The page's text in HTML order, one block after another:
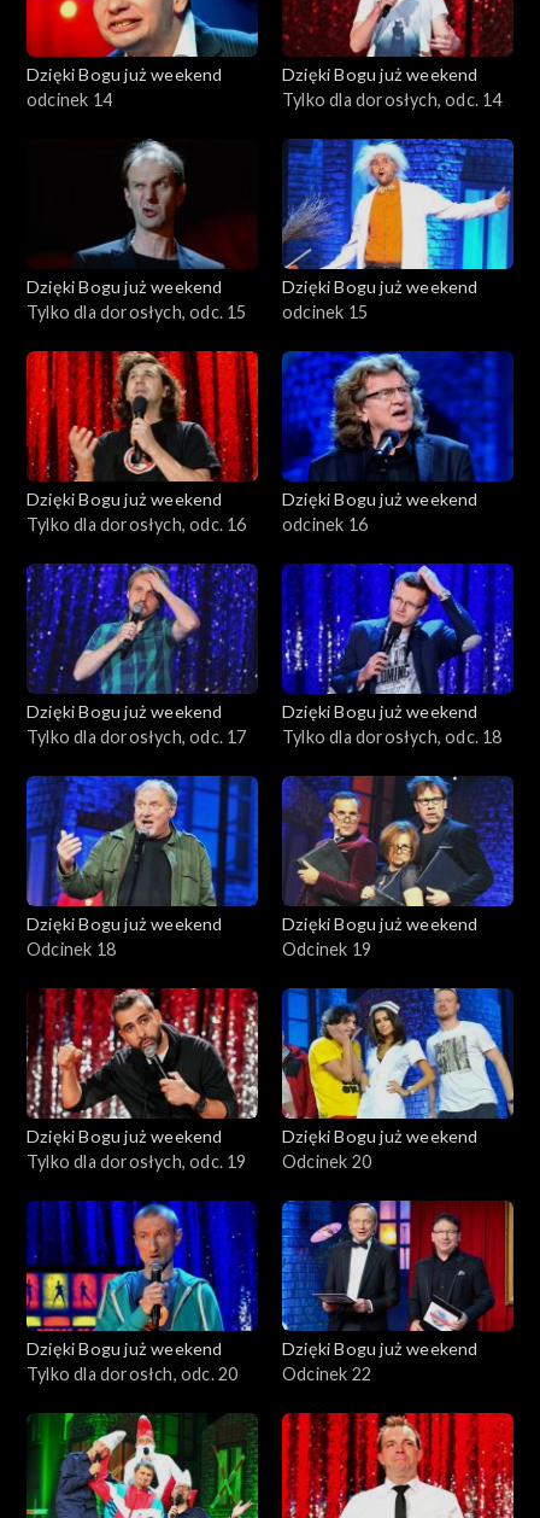
Dzięki Bogu już weekend
odcinek 14
Dzięki Bogu już weekend
Tylko dla dorosłych, odc. 14
Dzięki Bogu już weekend
Tylko dla dorosłych, odc. 15
Dzięki Bogu już weekend
odcinek 15
Dzięki Bogu już weekend
Tylko dla dorosłych, odc. 16
Dzięki Bogu już weekend
odcinek 16
Dzięki Bogu już weekend
Tylko dla dorosłych, odc. 17
Dzięki Bogu już weekend
Tylko dla dorosłych, odc. 18
Dzięki Bogu już weekend
Odcinek 18
Dzięki Bogu już weekend
Odcinek 19
Dzięki Bogu już weekend
Tylko dla dorosłych, odc. 19
Dzięki Bogu już weekend
Odcinek 20
Dzięki Bogu już weekend
Tylko dla dorosłch, odc. 20
Dzięki Bogu już weekend
Odcinek 22